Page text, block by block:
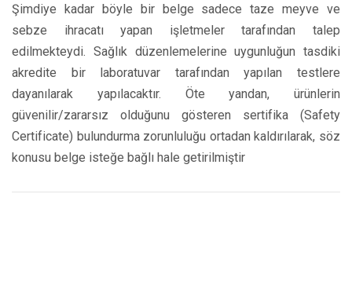
Şimdiye kadar böyle bir belge sadece taze meyve ve
sebze ihracatı yapan işletmeler tarafından talep
edilmekteydi. Sağlık düzenlemelerine uygunluğun tasdiki
akredite bir laboratuvar tarafından yapılan testlere
dayanılarak yapılacaktır. Öte yandan, ürünlerin
güvenilir/zararsız olduğunu gösteren sertifika (Safety
Certificate) bulundurma zorunluluğu ortadan kaldırılarak, söz
konusu belge isteğe bağlı hale getirilmiştir